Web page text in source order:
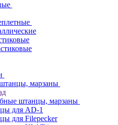
марзаны
штанцы, марзаны
для AD-1
для Filepecker